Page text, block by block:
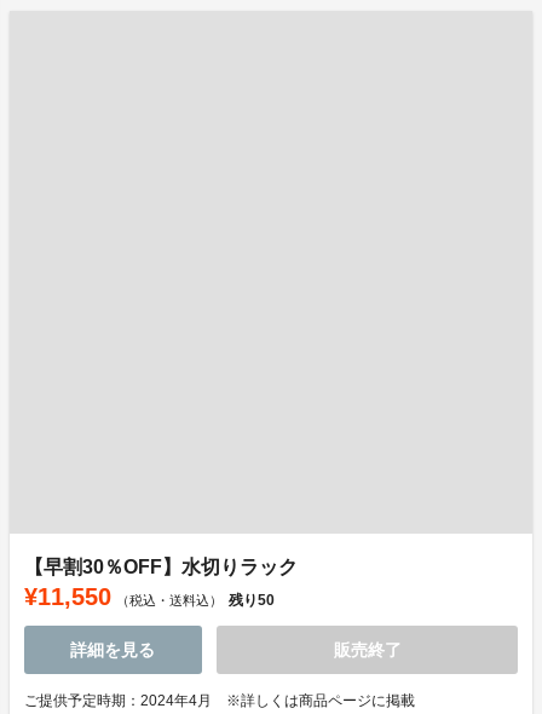
【早割30％OFF】水切りラック
¥11,550 （税込・送料込） 残り50
詳細を見る 販売終了
ご提供予定時期：2024年4月 ※詳しくは商品ページに掲載